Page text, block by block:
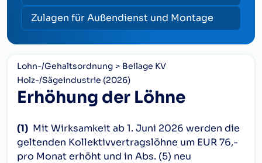
Zulagen für Außendienst und Montage
Lohn-/Gehaltsordnung
Beilage KV
Holz-/Sägeindustrie (2026)
Erhöhung der Löhne
(1) Mit Wirksamkeit ab1. Juni 2026 werden die
geltenden Kollektivvertragslöhne um EUR 76,-
pro Monat erhöht und in Abs. (5) neu